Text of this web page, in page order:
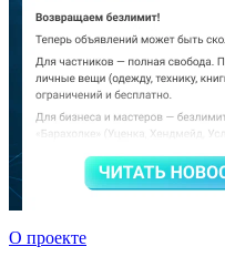
О проекте